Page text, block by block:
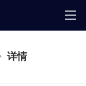
详情